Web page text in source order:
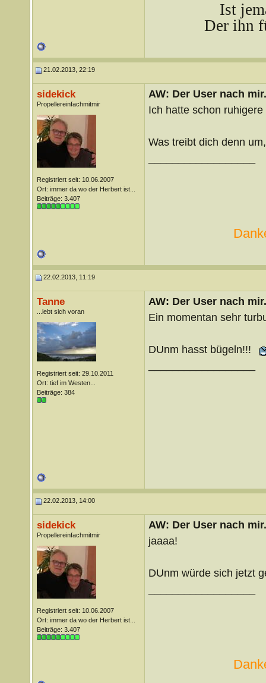
Ist
Der ihn
21.02.2013, 22:19
sidekick
Propellereinfachmitmir
Registriert seit: 10.06.2007
Ort: immer da wo der Herbert ist...
Beiträge: 3.407
AW: Der User nach
Ich hatte schon
Was treibt dich denn
22.02.2013, 11:19
Tanne
...lebt sich voran
Registriert seit: 29.10.2011
Ort: tief im Westen...
Beiträge: 384
AW: Der User nach
Ein momentan sehr
DUnm hasst bügeln!!!
22.02.2013, 14:00
sidekick
Propellereinfachmitmir
Registriert seit: 10.06.2007
Ort: immer da wo der Herbert ist...
Beiträge: 3.407
AW: Der User nach
jaaaa!
DUnm würde sich jetzt